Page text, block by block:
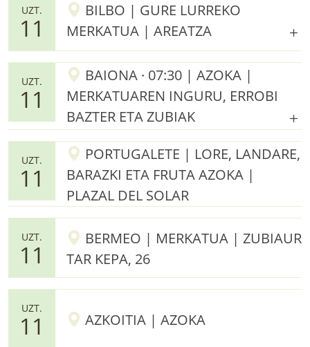
UZT.
11
BILBO | GURE LURREKO
MERKATUA | AREATZA
UZT.
11
BAIONA · 07:30 | AZOKA |
MERKATUAREN INGURU, ERROBI
BAZTER ETA ZUBIAK
UZT.
11
PORTUGALETE | LORE, LANDARE,
BARAZKI ETA FRUTA AZOKA |
PLAZAL DEL SOLAR
UZT.
11
BERMEO | MERKATUA | ZUBIAUR
TAR KEPA, 26
UZT.
11 AZKOITIA | AZOKA